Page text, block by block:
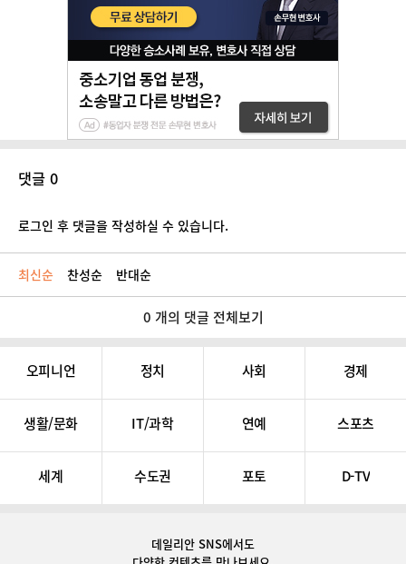
댓글 0
로그인 후 댓글을 작성하실 수 있습니다.
최신순 찬성순 반대순
0 개의 댓글 전체보기
오피니언 정치 사회 경제
생활/문화 IT/과학 연예 스포츠
세계 수도권 포토 D-TV
데일리안 SNS에서도